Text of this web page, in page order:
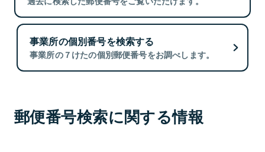
事業所の個別番号を検索する
事業所の７けたの個別郵便番号をお調べします。
郵便番号検索に関する情報